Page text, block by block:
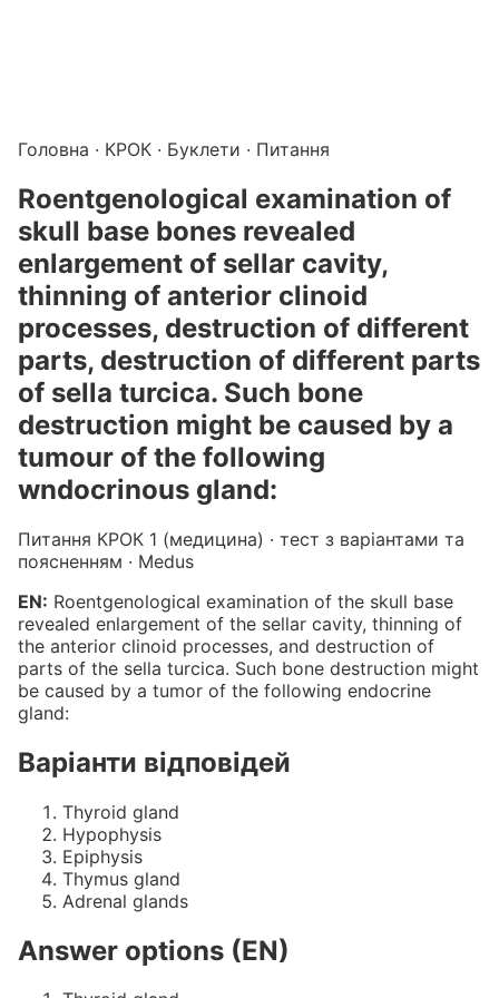
Головна · КРОК · Буклети · Питання
Roentgenological examination of
skull base bones revealed
enlargement of sellar cavity,
thinning of anterior clinoid
processes, destruction of different
parts, destruction of different parts
of sella turcica. Such bone
destruction might be caused by a
tumour of the following
wndocrinous gland:
Питання КРОК 1 (медицина) · тест з варіантами та
поясненням · Medus
EN: Roentgenological examination of the skull base
revealed enlargement of the sellar cavity, thinning of
the anterior clinoid processes, and destruction of
parts of the sella turcica. Such bone destruction might
be caused by a tumor of the following endocrine
gland:
Варіанти відповідей
Thyroid gland
Hypophysis
Epiphysis
Thymus gland
Adrenal glands
Answer options (EN)